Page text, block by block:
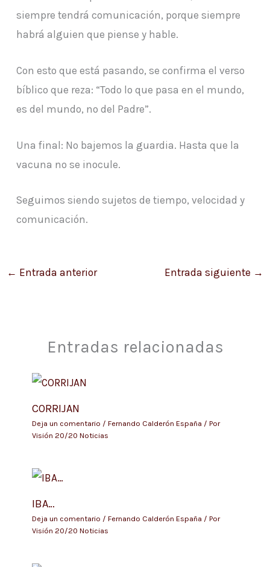
siempre tendrá comunicación, porque siempre
habrá alguien que piense y hable.
Con esto que está pasando, se confirma el verso
bíblico que reza: “Todo lo que pasa en el mundo,
es del mundo, no del Padre”.
Una final: No bajemos la guardia. Hasta que la
vacuna no se inocule.
Seguimos siendo sujetos de tiempo, velocidad y
comunicación.
← Entrada anterior Entrada siguiente →
Entradas relacionadas
CORRIJAN
Deja un comentario / Fernando Calderón España / Por
Visión 20/20 Noticias
IBA…
Deja un comentario / Fernando Calderón España / Por
Visión 20/20 Noticias